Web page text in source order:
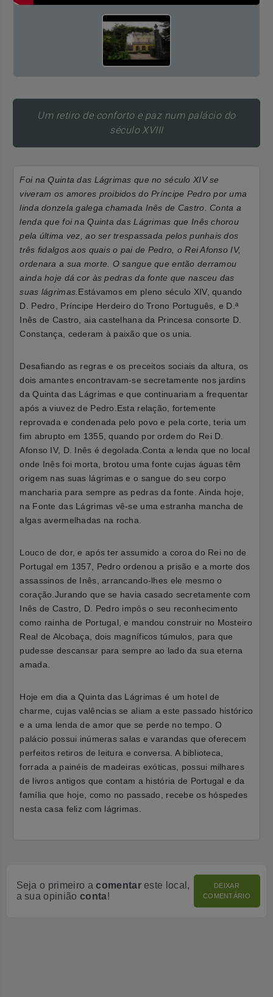
Um retiro de conforto e paz num palácio do
século XVIII
Foi na Quinta das Lágrimas que no século XIV se
viveram os amores proibidos do Príncipe Pedro por uma
linda donzela galega chamada Inês de Castro. Conta a
lenda que foi na Quinta das Lágrimas que Inês chorou
pela última vez, ao ser trespassada pelos punhais dos
três fidalgos aos quais o pai de Pedro, o Rei Afonso IV,
ordenara a sua morte. O sangue que então derramou
ainda hoje dá cor às pedras da fonte que nasceu das
suas lágrimas. Estávamos em pleno século XIV, quando
D. Pedro, Príncipe Herdeiro do Trono Português, e D.ª
Inês de Castro, aia castelhana da Princesa consorte D.
Constança, cederam à paixão que os unia.
Desafiando as regras e os preceitos sociais da altura, os
dois amantes encontravam-se secretamente nos jardins
da Quinta das Lágrimas e que continuariam a frequentar
após a viuvez de Pedro. Esta relação, fortemente
reprovada e condenada pelo povo e pela corte, teria um
fim abrupto em 1355, quando por ordem do Rei D.
Afonso IV, D. Inês é degolada. Conta a lenda que no local
onde Inês foi morta, brotou uma fonte cujas águas têm
origem nas suas lágrimas e o sangue do seu corpo
mancharia para sempre as pedras da fonte. Ainda hoje,
na Fonte das Lágrimas vê-se uma estranha mancha de
algas avermelhadas na rocha.
Louco de dor, e após ter assumido a coroa do Rei no de
Portugal em 1357, Pedro ordenou a prisão e a morte dos
assassinos de Inês, arrancando-lhes ele mesmo o
coração. Jurando que se havia casado secretamente com
Inês de Castro, D. Pedro impôs o seu reconhecimento
como rainha de Portugal, e mandou construir no Mosteiro
Real de Alcobaça, dois magníficos túmulos, para que
pudesse descansar para sempre ao lado da sua eterna
amada.
Hoje em dia a Quinta das Lágrimas é um hotel de
charme, cujas valências se aliam a este passado histórico
e a uma lenda de amor que se perde no tempo. O
palácio possui inúmeras salas e varandas que oferecem
perfeitos retiros de leitura e conversa. A biblioteca,
forrada a painéis de madeiras exóticas, possui milhares
de livros antigos que contam a história de Portugal e da
família que hoje, como no passado, recebe os hóspedes
nesta casa feliz com lágrimas.
Seja o primeiro acomentareste local,
a sua opinião conta!
DEIXAR
COMENTÁRIO